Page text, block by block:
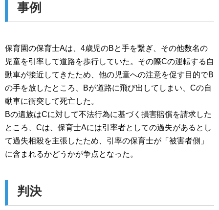
事例
保育園の保育士Aは、4歳児のBと手を繋ぎ、その他数名の
児童を引率して道路を歩行していた。その際Cの運転する自
動車が接近してきたため、他の児童への注意を促す目的でB
の手を放したところ、Bが道路に飛び出してしまい、Cの自
動車に衝突して死亡した。
Bの遺族はCに対して不法行為に基づく損害賠償を請求した
ところ、Cは、保育士Aには引率者としての過失があるとし
て過失相殺を主張したため、引率の保育士が「被害者側」
に含まれるかどうかが争点となった。
判決